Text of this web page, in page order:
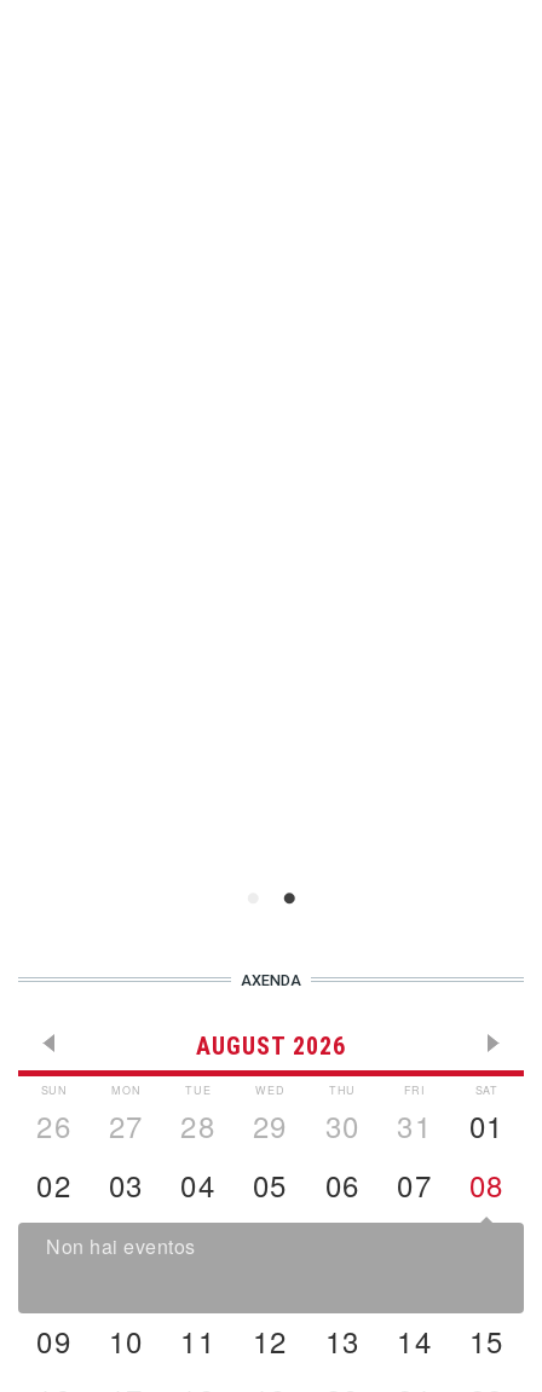
AXENDA
AUGUST 2026
SUN
26
MON
27
TUE
28
WED
29
THU
30
FRI
31
SAT
01
02
03 04 05 06 07 08
Non hai eventos
09 10 11 12 13 14
15